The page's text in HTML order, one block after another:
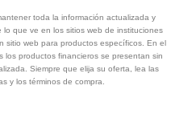
toda la información actualizada y
que ve en los sitios web de instituciones
sitio web para productos específicos. En el
productos financieros se presentan sin
Siempre que elija su oferta, lea las
y los términos de compra.